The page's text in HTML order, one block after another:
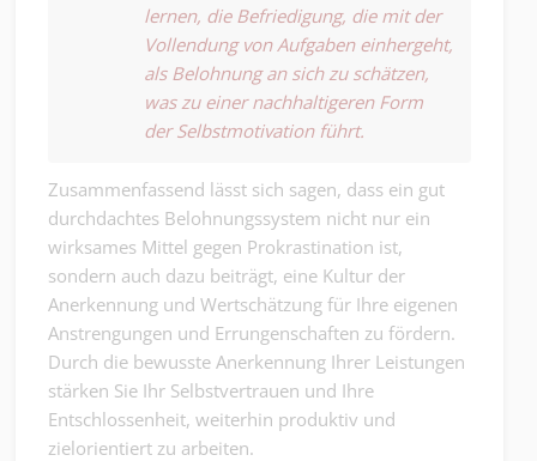
lernen, die Befriedigung, die mit der
Vollendung von Aufgaben einhergeht,
als Belohnung an sich zu schätzen,
was zu einer nachhaltigeren Form
der Selbstmotivation führt.
Zusammenfassend lässt sich sagen, dass ein gut
durchdachtes Belohnungssystem nicht nur ein
wirksames Mittel gegen Prokrastination ist,
sondern auch dazu beiträgt, eine Kultur der
Anerkennung und Wertschätzung für Ihre eigenen
Anstrengungen und Errungenschaften zu fördern.
Durch die bewusste Anerkennung Ihrer Leistungen
stärken Sie Ihr Selbstvertrauen und Ihre
Entschlossenheit, weiterhin produktiv und
zielorientiert zu arbeiten.